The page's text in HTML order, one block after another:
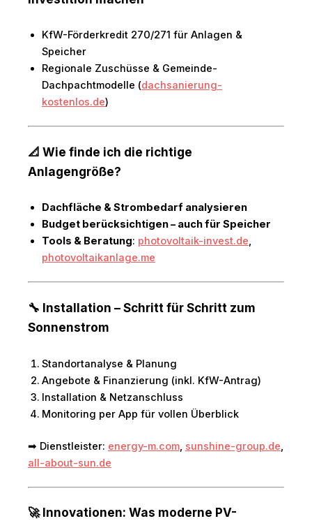
KfW-Förderkredit 270/271 für Anlagen &
Speicher
Regionale Zuschüsse & Gemeinde-
Dachpachtmodelle (dachsanierung-
kostenlos.de)
📐 Wie finde ich die richtige
Anlagengröße?
Dachfläche & Strombedarf analysieren
Budget berücksichtigen – auch für Speicher
Tools & Beratung: photovoltaik-invest.de,
photovoltaikanlage.me
🔧 Installation – Schritt für Schritt zum
Sonnenstrom
Standortanalyse & Planung
Angebote & Finanzierung (inkl. KfW-Antrag)
Installation & Netzanschluss
Monitoring per App für vollen Überblick
➡ Dienstleister: energy-m.com, sunshine-group.de,
all-about-sun.de
🚀 Innovationen: Was moderne PV-